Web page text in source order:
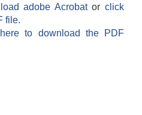
adobe Acrobatorclick
file.
to download the PDF